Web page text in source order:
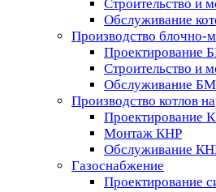
Строительство и
Обслуживание
Производство блочно-
Проектирование
Строительство и
Обслуживание
Производство котлов
Проектирование
Монтаж КНР
Обслуживание
Газоснабжение
Проектирование